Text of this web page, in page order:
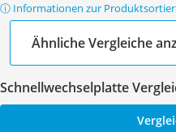
ⓘ Informationen zur
Ähnliche Vergleiche
Schnellwechselplatte